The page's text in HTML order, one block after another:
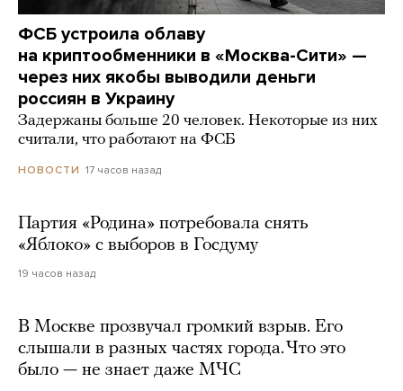
ФСБ устроила облаву
на криптообменники в «Москва-Сити» —
через них якобы выводили деньги
россиян в Украину
Задержаны больше 20 человек. Некоторые из них
считали, что работают на ФСБ
НОВОСТИ 17 часов назад
Партия «Родина» потребовала снять
«Яблоко» с выборов в Госдуму
19 часов назад
В Москве прозвучал громкий взрыв. Его
слышали в разных частях города. Что это
было — не знает даже МЧС